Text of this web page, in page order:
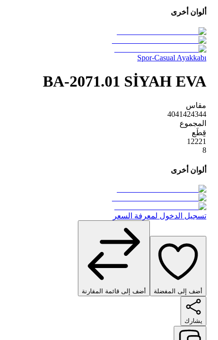
ألوان أخرى
Spor-Casual Ayakkabı
BA-2071.01 SİYAH EVA
مقاس
4041424344
المجموع
قِطَع
12221
8
ألوان أخرى
تسجيل الدخول لمعرفة السعر
أضف إلى المفضلة أضف إلى قائمة المقارنة
يشارك